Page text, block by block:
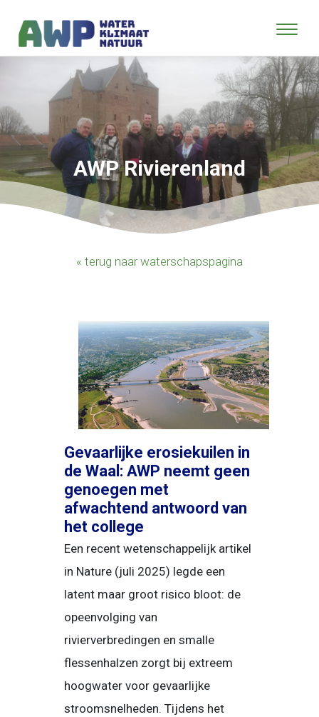
AWP Rivierenland
« terug naar waterschapspagina
Gevaarlijke erosiekuilen in
de Waal: AWP neemt geen
genoegen met
afwachtend antwoord van
het college
Een recent wetenschappelijk artikel
in Nature (juli 2025) legde een
latent maar groot risico bloot: de
opeenvolging van
rivierverbredingen en smalle
flessenhalzen zorgt bij extreem
hoogwater voor gevaarlijke
stroomsnelheden. Tijdens het